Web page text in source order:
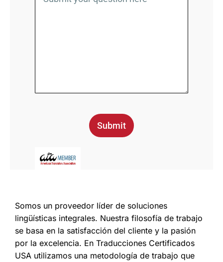
Submit
Somos un proveedor líder de soluciones
lingüísticas integrales. Nuestra filosofía de trabajo
se basa en la satisfacción del cliente y la pasión
por la excelencia. En Traducciones Certificados
USA utilizamos una metodología de trabajo que